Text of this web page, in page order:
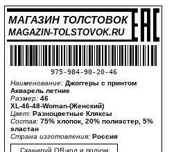
МАГАЗИН ТОЛСТОВОК
MAGAZIN-TOLSTOVOK.RU
975-984-90-20-46
Наименование: Джоггеры с принтом
Акварель летние
Размер: 46
XL-46-48-Woman-(Женский)
Цвет: Разноцветные Кляксы
Состав: 75% хлопок, 20% полиэстер, 5%
эластан
Страна изготовления: Россия
Сканируй QR-код и получи